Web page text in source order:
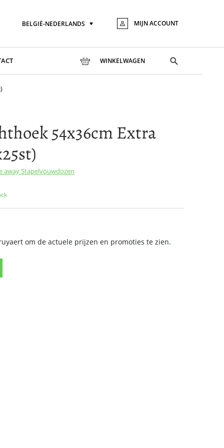
de
Taal
BELGIË-NEDERLANDS MIJN ACCOUNT
WINKELWAGEN
Toggle
search
54x36cm Extra
awayStapelvouwdozen
om de actuele prijzen en promoties te zien.